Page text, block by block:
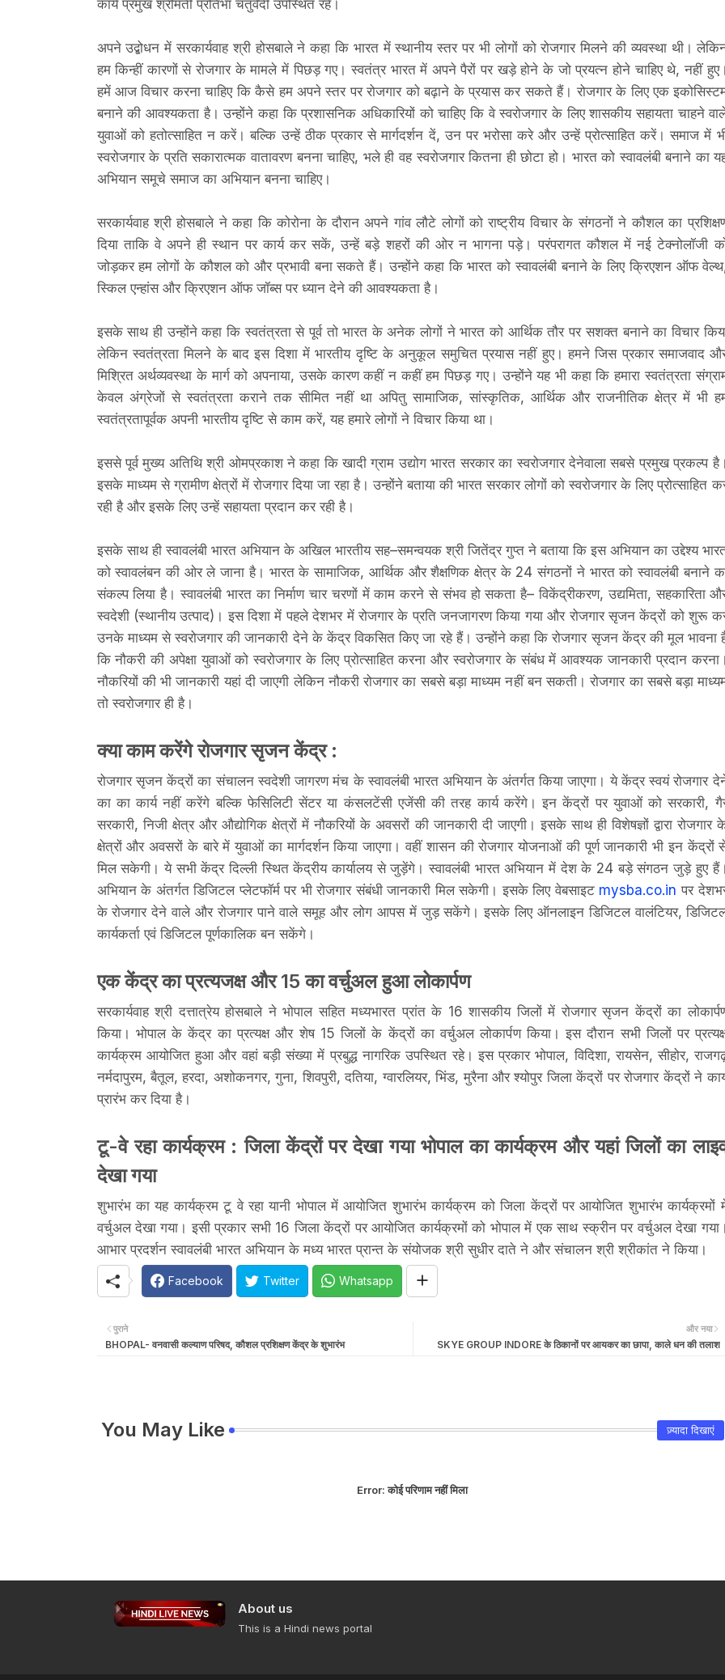
कार्य प्रमुख श्रीमती प्रतिभा चतुर्वेदी उपस्थित रहे।
अपने उद्बोधन में सरकार्यवाह श्री होसबाले ने कहा कि भारत में स्थानीय स्तर पर भी लोगों को रोजगार मिलने की व्यवस्था थी।
हम किन्हीं कारणों से रोजगार के मामले में पिछड़ गए। स्वतंत्र भारत में अपने पैरों पर खड़े होने के जो प्रयत्न होने चाहिए थे, नहीं हुए।
हमें आज विचार करना चाहिए कि कैसे हम अपने स्तर पर रोजगार को बढ़ाने के प्रयास कर सकते हैं। रोजगार के लिए एक
बनाने की आवश्यकता है। उन्होंने कहा कि प्रशासनिक अधिकारियों को चाहिए कि वे स्वरोजगार के लिए शासकीय सहायता चाहने
युवाओं को हतोत्साहित न करें। बल्कि उन्हें ठीक प्रकार से मार्गदर्शन दें, उन पर भरोसा करे और उन्हें प्रोत्साहित करें। समाज में
स्वरोजगार के प्रति सकारात्मक वातावरण बनना चाहिए, भले ही वह स्वरोजगार कितना ही छोटा हो। भारत को स्वावलंबी बनाने का
अभियान समूचे समाज का अभियान बनना चाहिए।
सरकार्यवाह श्री होसबाले ने कहा कि कोरोना के दौरान अपने गांव लौटे लोगों को राष्ट्रीय विचार के संगठनों ने कौशल का
दिया ताकि वे अपने ही स्थान पर कार्य कर सकें, उन्हें बड़े शहरों की ओर न भागना पड़े। परंपरागत कौशल में नई टेक्नोलॉजी
जोड़कर हम लोगों के कौशल को और प्रभावी बना सकते हैं। उन्होंने कहा कि भारत को स्वावलंबी बनाने के लिए क्रिएशन ऑफ
स्किल एन्हांस और क्रिएशन ऑफ जॉब्स पर ध्यान देने की आवश्यकता है।
इसके साथ ही उन्होंने कहा कि स्वतंत्रता से पूर्व तो भारत के अनेक लोगों ने भारत को आर्थिक तौर पर सशक्त बनाने का विचार
लेकिन स्वतंत्रता मिलने के बाद इस दिशा में भारतीय दृष्टि के अनुकूल समुचित प्रयास नहीं हुए। हमने जिस प्रकार समाजवाद
मिश्रित अर्थव्यवस्था के मार्ग को अपनाया, उसके कारण कहीं न कहीं हम पिछड़ गए। उन्होंने यह भी कहा कि हमारा स्वतंत्रता
केवल अंग्रेजों से स्वतंत्रता कराने तक सीमित नहीं था अपितु सामाजिक, सांस्कृतिक, आर्थिक और राजनीतिक क्षेत्र में भी
स्वतंत्रतापूर्वक अपनी भारतीय दृष्टि से काम करें, यह हमारे लोगों ने विचार किया था।
इससे पूर्व मुख्य अतिथि श्री ओमप्रकाश ने कहा कि खादी ग्राम उद्योग भारत सरकार का स्वरोजगार देनेवाला सबसे प्रमुख प्रकल्प है।
इसके माध्यम से ग्रामीण क्षेत्रों में रोजगार दिया जा रहा है। उन्होंने बताया की भारत सरकार लोगों को स्वरोजगार के लिए प्रोत्साहित
रही है और इसके लिए उन्हें सहायता प्रदान कर रही है।
इसके साथ ही स्वावलंबी भारत अभियान के अखिल भारतीय सह–समन्वयक श्री जितेंद्र गुप्त ने बताया कि इस अभियान का उद्देश्य
को स्वावलंबन की ओर ले जाना है। भारत के सामाजिक, आर्थिक और शैक्षणिक क्षेत्र के 24 संगठनों ने भारत को स्वावलंबी बनाने
संकल्प लिया है। स्वावलंबी भारत का निर्माण चार चरणों में काम करने से संभव हो सकता है– विकेंद्रीकरण, उद्यमिता, सहकारिता
स्वदेशी (स्थानीय उत्पाद)। इस दिशा में पहले देशभर में रोजगार के प्रति जनजागरण किया गया और रोजगार सृजन केंद्रों को शुरू
उनके माध्यम से स्वरोजगार की जानकारी देने के केंद्र विकसित किए जा रहे हैं। उन्होंने कहा कि रोजगार सृजन केंद्र की मूल भावना
कि नौकरी की अपेक्षा युवाओं को स्वरोजगार के लिए प्रोत्साहित करना और स्वरोजगार के संबंध में आवश्यक जानकारी प्रदान करना।
नौकरियों की भी जानकारी यहां दी जाएगी लेकिन नौकरी रोजगार का सबसे बड़ा माध्यम नहीं बन सकती। रोजगार का सबसे बड़ा
तो स्वरोजगार ही है।
क्या काम करेंगे रोजगार सृजन केंद्र :
रोजगार सृजन केंद्रों का संचालन स्वदेशी जागरण मंच के स्वावलंबी भारत अभियान के अंतर्गत किया जाएगा। ये केंद्र स्वयं रोजगार
का का कार्य नहीं करेंगे बल्कि फेसिलिटी सेंटर या कंसलटेंसी एजेंसी की तरह कार्य करेंगे। इन केंद्रों पर युवाओं को सरकारी,
सरकारी, निजी क्षेत्र और औद्योगिक क्षेत्रों में नौकरियों के अवसरों की जानकारी दी जाएगी। इसके साथ ही विशेषज्ञों द्वारा रोजगार
क्षेत्रों और अवसरों के बारे में युवाओं का मार्गदर्शन किया जाएगा। वहीं शासन की रोजगार योजनाओं की पूर्ण जानकारी भी इन केंद्रों
मिल सकेगी। ये सभी केंद्र दिल्ली स्थित केंद्रीय कार्यालय से जुड़ेंगे। स्वावलंबी भारत अभियान में देश के 24 बड़े संगठन जुड़े हुए हैं।
अभियान के अंतर्गत डिजिटल प्लेटफॉर्म पर भी रोजगार संबंधी जानकारी मिल सकेगी। इसके लिए वेबसाइट mysba.co.in पर
के रोजगार देने वाले और रोजगार पाने वाले समूह और लोग आपस में जुड़ सकेंगे। इसके लिए ऑनलाइन डिजिटल वालंटियर,
कार्यकर्ता एवं डिजिटल पूर्णकालिक बन सकेंगे।
एक केंद्र का प्रत्यजक्ष और 15 का वर्चुअल हुआ लोकार्पण
सरकार्यवाह श्री दत्तात्रेय होसबाले ने भोपाल सहित मध्यभारत प्रांत के 16 शासकीय जिलों में रोजगार सृजन केंद्रों का
किया। भोपाल के केंद्र का प्रत्यक्ष और शेष 15 जिलों के केंद्रों का वर्चुअल लोकार्पण किया। इस दौरान सभी जिलों पर
कार्यक्रम आयोजित हुआ और वहां बड़ी संख्या में प्रबुद्ध नागरिक उपस्थित रहे। इस प्रकार भोपाल, विदिशा, रायसेन, सीहोर,
नर्मदापुरम, बैतूल, हरदा, अशोकनगर, गुना, शिवपुरी, दतिया, ग्वारलियर, भिंड, मुरैना और श्योपुर जिला केंद्रों पर रोजगार केंद्रों ने
प्रारंभ कर दिया है।
टू-वे रहा कार्यक्रम : जिला केंद्रों पर देखा गया भोपाल का कार्यक्रम और यहां जिलों का
देखा गया
शुभारंभ का यह कार्यक्रम टू वे रहा यानी भोपाल में आयोजित शुभारंभ कार्यक्रम को जिला केंद्रों पर आयोजित शुभारंभ कार्यक्रमों
वर्चुअल देखा गया। इसी प्रकार सभी 16 जिला केंद्रों पर आयोजित कार्यक्रमों को भोपाल में एक साथ स्क्रीन पर वर्चुअल देखा गया।
आभार प्रदर्शन स्वावलंबी भारत अभियान के मध्य भारत प्रान्त के संयोजक श्री सुधीर दाते ने और संचालन श्री श्रीकांत ने किया।
Facebook Twitter Whatsapp
और नया
SKYE GROUP INDORE के ठिकानों पर आयकर का छापा, काले धन की तलाश
पुराने
BHOPAL- वनवासी कल्याण परिषद, कौशल प्रशिक्षण केंद्र के शुभारंभ
You May Like ज़्यादा दिखाएं
Error:कोई परिणाम नहीं मिला
About us
This is a Hindi news portal